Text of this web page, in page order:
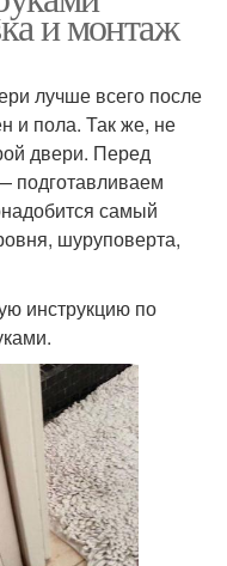
и монтаж
лучше всего после
и пола. Так же, не
двери. Перед
подготавливаем
самый
шуруповерта,
инструкцию по